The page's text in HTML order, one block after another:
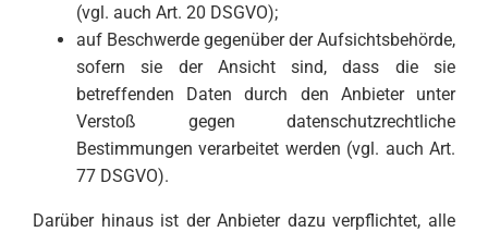
(vgl. auch Art. 20 DSGVO);
auf Beschwerde gegenüber der Aufsichtsbehörde,
sofern sie der Ansicht sind, dass die sie
betreffenden Daten durch den Anbieter unter
Verstoß gegen datenschutzrechtliche
Bestimmungen verarbeitet werden (vgl. auch Art.
77 DSGVO).
Darüber hinaus ist der Anbieter dazu verpflichtet, alle